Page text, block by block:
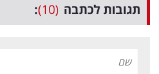
תגובות לכתבה (10)
: